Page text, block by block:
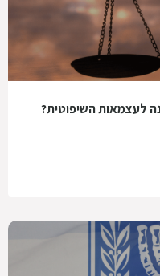
לעצמאות השיפוטית?